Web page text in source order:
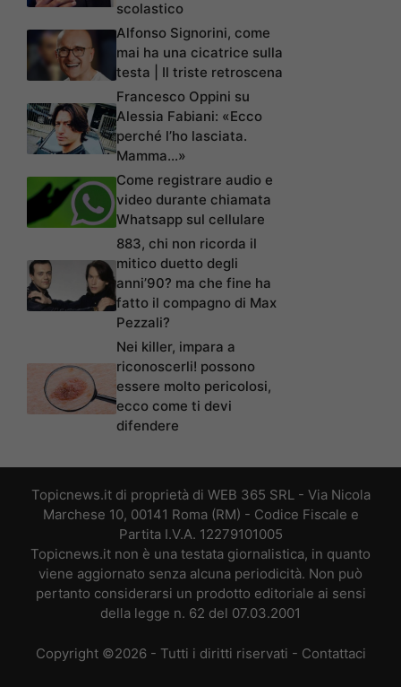
scolastico
Alfonso Signorini, come
mai ha una cicatrice sulla
testa | Il triste retroscena
Francesco Oppini su
Alessia Fabiani: «Ecco
perché l’ho lasciata.
Mamma…»
Come registrare audio e
video durante chiamata
Whatsapp sul cellulare
883, chi non ricorda il
mitico duetto degli
anni’90? ma che fine ha
fatto il compagno di Max
Pezzali?
Nei killer, impara a
riconoscerli! possono
essere molto pericolosi,
ecco come ti devi
difendere
Topicnews.it di proprietà di WEB 365 SRL - Via Nicola
Marchese 10, 00141 Roma (RM) - Codice Fiscale e
Partita I.V.A. 12279101005
Topicnews.it non è una testata giornalistica, in quanto
viene aggiornato senza alcuna periodicità. Non può
pertanto considerarsi un prodotto editoriale ai sensi
della legge n. 62 del 07.03.2001
Copyright ©2026 - Tutti i diritti riservati - Contattaci